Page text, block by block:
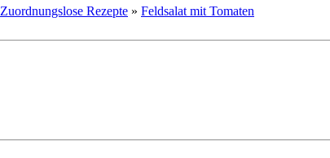
Zuordnungslose Rezepte » Feldsalat mit Tomaten